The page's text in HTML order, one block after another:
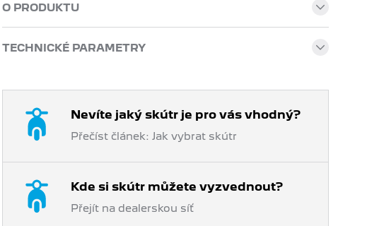
O PRODUKTU
TECHNICKÉ PARAMETRY
Nevíte jaký skútr je pro vás vhodný?
Přečíst článek: Jak vybrat skútr
Kde si skútr můžete vyzvednout?
Přejít na dealerskou síť